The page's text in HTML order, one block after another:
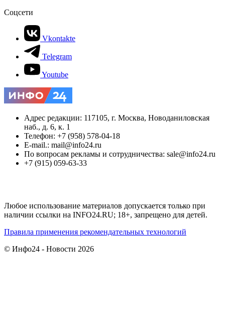
Соцсети
Vkontakte
Telegram
Youtube
Адрес редакции: 117105, г. Москва, Новоданиловская
наб., д. 6, к. 1
Телефон: +7 (958) 578-04-18
E-mail.: mail@info24.ru
По вопросам рекламы и сотрудничества: sale@info24.ru
+7 (915) 059-63-33
Любое использование материалов допускается только при
наличии ссылки на INFO24.RU; 18+, запрещено для детей.
Правила применения рекомендательных технологий
© Инфо24 - Новости 2026